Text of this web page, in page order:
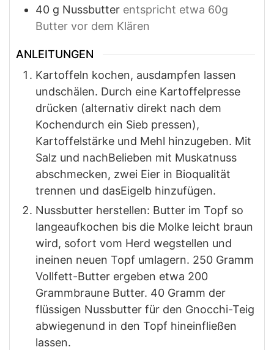
40 g Nussbutter entspricht etwa 60g
Butter vor dem Klären
ANLEITUNGEN
Kartoffeln kochen, ausdampfen lassen
undschälen. Durch eine Kartoffelpresse
drücken (alternativ direkt nach dem
Kochendurch ein Sieb pressen),
Kartoffelstärke und Mehl hinzugeben. Mit
Salz und nachBelieben mit Muskatnuss
abschmecken, zwei Eier in Bioqualität
trennen und dasEigelb hinzufügen.
Nussbutter herstellen: Butter im Topf so
langeaufkochen bis die Molke leicht braun
wird, sofort vom Herd wegstellen und
ineinen neuen Topf umlagern. 250 Gramm
Vollfett-Butter ergeben etwa 200
Grammbraune Butter. 40 Gramm der
flüssigen Nussbutter für den Gnocchi-Teig
abwiegenund in den Topf hineinfließen
lassen.